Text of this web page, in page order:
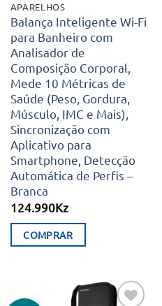
APARELHOS
Balança Inteligente Wi-Fi
para Banheiro com
Analisador de
Composição Corporal,
Mede 10 Métricas de
Saúde (Peso, Gordura,
Músculo, IMC e Mais),
Sincronização com
Aplicativo para
Smartphone, Detecção
Automática de Perfis –
Branca
124.990Kz
COMPRAR